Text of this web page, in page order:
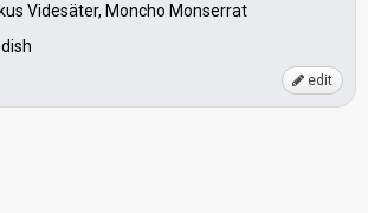
Videsäter, Moncho Monserrat
edit